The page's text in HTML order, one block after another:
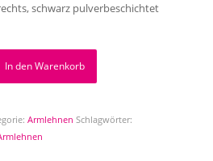
schwarz pulverbeschichtet
In den Warenkorb
Armlehnen Schlagwörter: